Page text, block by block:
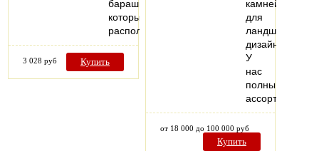
барашка,
который
расположен…
3 028 руб Купить
камней
для
ландшафтного
дизайна.
У
нас
полный
ассортимент…
от 18 000 до 100 000 руб
Купить